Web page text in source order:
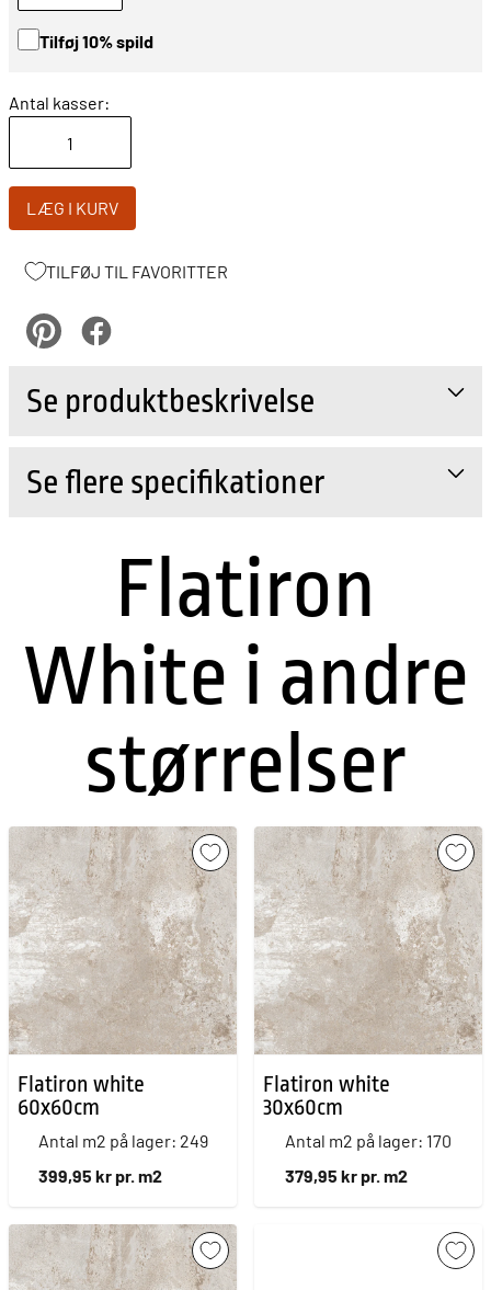
Tilføj 10% spild
Antal kasser:
LÆG I KURV
TILFØJ TIL FAVORITTER
pinterestFacebook
Se produktbeskrivelse
Se flere specifikationer
Flatiron
White i andre
størrelser
Flatiron white
60x60cm
Antal m2 på lager: 249
399,95 kr pr. m2
Flatiron white
30x60cm
Antal m2 på lager: 170
379,95 kr pr. m2